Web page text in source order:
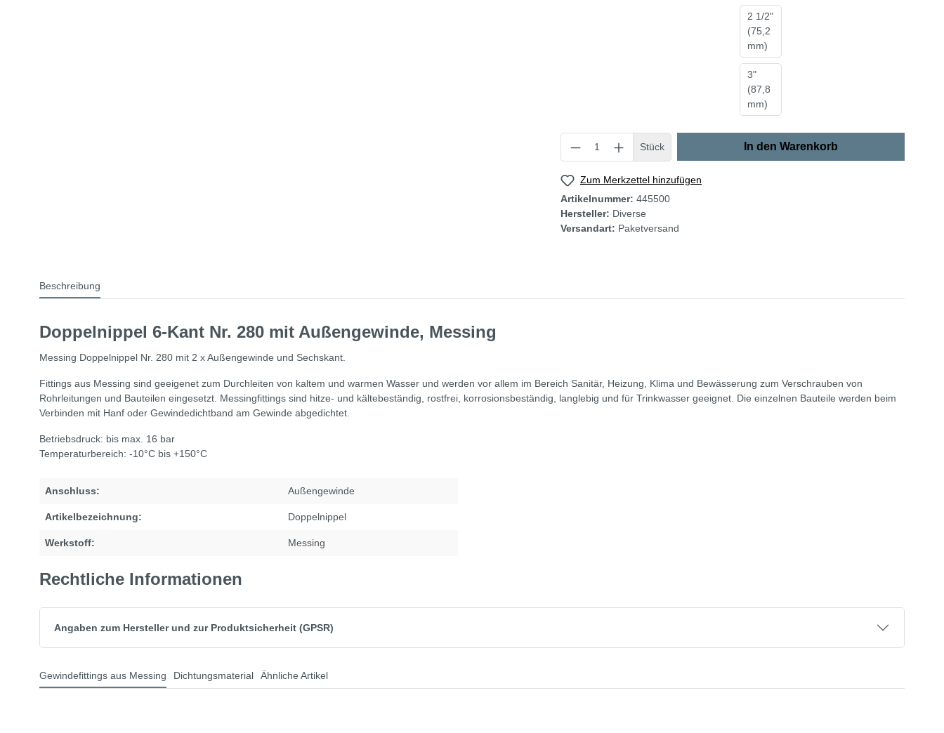
2 1/2"
(75,2
mm)
3"
(87,8
mm)
Stück In den Warenkorb
Zum Merkzettel hinzufügen
Artikelnummer: 445500
Hersteller: Diverse
Versandart: Paketversand
Beschreibung
Doppelnippel 6-Kant Nr. 280 mit Außengewinde, Messing
Messing Doppelnippel Nr. 280 mit 2 x Außengewinde und Sechskant.
Fittings aus Messing sind geeigenet zum Durchleiten von kaltem und warmen Wasser und werden vor allem im Bereich Sanitär, Heizung, Klima und Bewässerung zum Verschrauben von
Rohrleitungen und Bauteilen eingesetzt. Messingfittings sind hitze- und kältebeständig, rostfrei, korrosionsbeständig, langlebig und für Trinkwasser geeignet. Die einzelnen Bauteile werden beim
Verbinden mit Hanf oder Gewindedichtband am Gewinde abgedichtet.
Betriebsdruck: bis max. 16 bar
Temperaturbereich: -10°C bis +150°C
Anschluss: Außengewinde
Artikelbezeichnung: Doppelnippel
Werkstoff: Messing
Rechtliche Informationen
Angaben zum Hersteller und zur Produktsicherheit (GPSR)
Gewindefittings aus Messing Dichtungsmaterial Ähnliche Artikel